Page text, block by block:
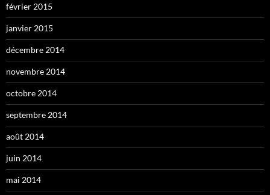
février 2015
janvier 2015
décembre 2014
novembre 2014
octobre 2014
septembre 2014
août 2014
juin 2014
mai 2014